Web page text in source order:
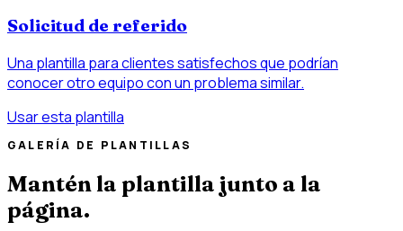
Solicitud de referido
Una plantilla para clientes satisfechos que podrían
conocer otro equipo con un problema similar.
Usar esta plantilla
GALERÍA DE PLANTILLAS
Mantén la plantilla junto a la
página.